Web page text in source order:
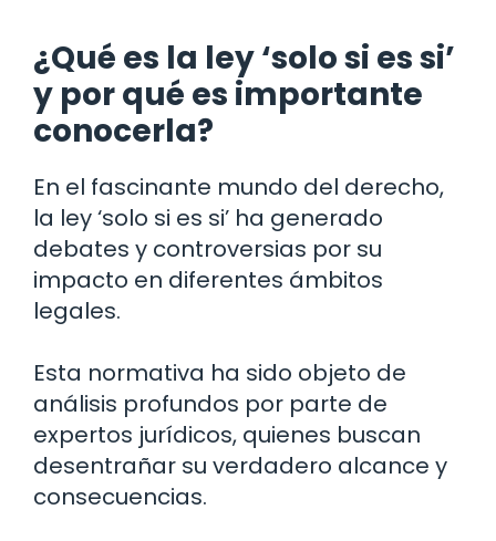
¿Qué es la ley ‘solo si es si’
y por qué es importante
conocerla?
En el fascinante mundo del derecho,
la ley ‘solo si es si’ ha generado
debates y controversias por su
impacto en diferentes ámbitos
legales.
Esta normativa ha sido objeto de
análisis profundos por parte de
expertos jurídicos, quienes buscan
desentrañar su verdadero alcance y
consecuencias.